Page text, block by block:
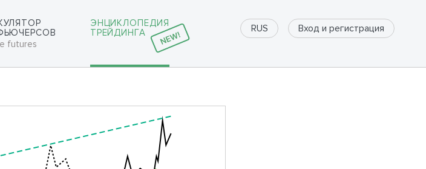
futures
ЭНЦИКЛОПЕДИЯ
ТРЕЙДИНГА
RUS Вход и регистрация